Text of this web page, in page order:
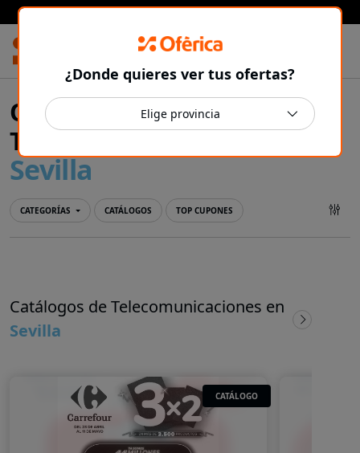
Prensa Ibérica
Ofertas y catálogos de
Telecomunicaciones en
Sevilla
CATEGORÍAS CATÁLOGOS TOP CUPONES
Catálogos de Telecomunicaciones en
Sevilla
CATÁLOGO
¿Donde quieres ver tus ofertas?